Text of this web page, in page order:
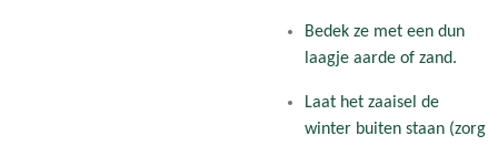
Bedek ze met een dun
laagje aarde of zand.
Laat het zaaisel de
winter buiten staan (zorg